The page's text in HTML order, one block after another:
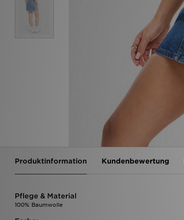
Produktinformation Kundenbewertung
Pflege & Material
100% Baumwolle